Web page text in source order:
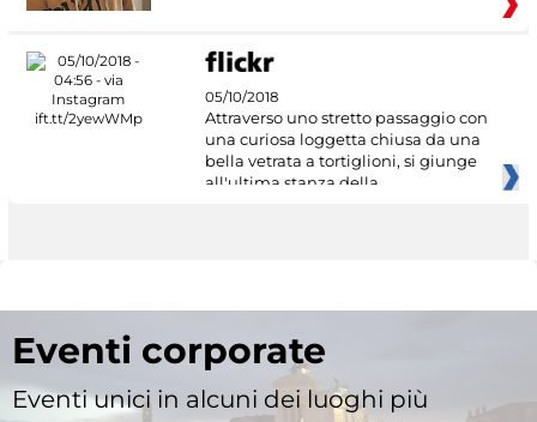
05/10/2018
Attraverso uno stretto passaggio con
una curiosa loggetta chiusa da una
bella vetrata a tortiglioni, si giunge
all'ultima stanza della
Eventi corporate
Eventi unici in alcuni dei luoghi più